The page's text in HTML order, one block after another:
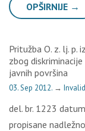
OPŠIRNIJE →
Pritužba O. z. lj. p.
zbog
javnih površina
03. Sep 2012. →
del. br. 1223
propisane